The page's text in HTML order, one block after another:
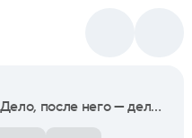
Дело, после него — дело и после всего — дело: как Федор Чижов развивал сферы железнодорожной, шелкопрядильной, судоходной промышленности